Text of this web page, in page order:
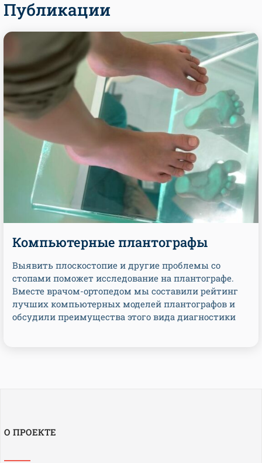
Публикации
Компьютерные плантографы
Выявить плоскостопие и другие проблемы со
стопами поможет исследование на плантографе.
Вместе врачом-ортопедом мы составили рейтинг
лучших компьютерных моделей плантографов и
обсудили преимущества этого вида диагностики
О ПРОЕКТЕ